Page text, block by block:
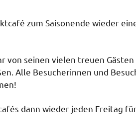
zum Saisonende wieder
von seinen vielen treuen
Alle Besucherinnen und
dann wieder jeden Freitag